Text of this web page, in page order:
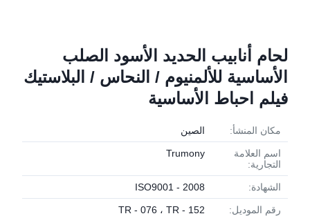
لحام أنابيب الحديد الأسود الصلب
الأساسية للألمنيوم / النحاس / البلاستيك
فيلم احباط الأساسية
مكان المنشأ: الصين
اسم العلامة
التجارية:
Trumony
الشهادة: ISO9001 - 2008
رقم الموديل: TR - 076 ، TR - 152